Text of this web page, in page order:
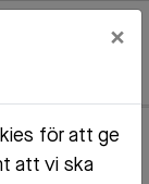
×
för att ge
att vi ska